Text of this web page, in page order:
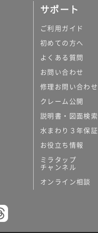
サポート
ご利用ガイド
初めての方へ
よくある質問
お問い合わせ
修理お問い合わせ
クレーム公開
説明書・図面検索
水まわり３年保証
お役立ち情報
ミラタップ
チャンネル
オンライン相談